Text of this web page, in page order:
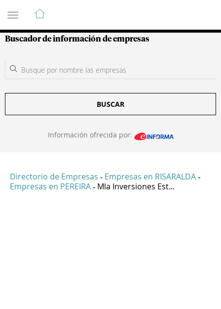
Guía de Empresas Colombianas
Buscador de información de empresas
BUSCAR
Información ofrecida por:
Directorio de Empresas - Empresas en RISARALDA -
Empresas en PEREIRA - Mla Inversiones Est...